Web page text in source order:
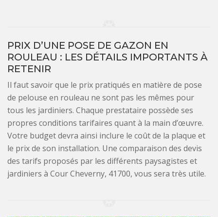
PRIX D’UNE POSE DE GAZON EN
ROULEAU : LES DÉTAILS IMPORTANTS À
RETENIR
Il faut savoir que le prix pratiqués en matière de pose
de pelouse en rouleau ne sont pas les mêmes pour
tous les jardiniers. Chaque prestataire possède ses
propres conditions tarifaires quant à la main d’œuvre.
Votre budget devra ainsi inclure le coût de la plaque et
le prix de son installation. Une comparaison des devis
des tarifs proposés par les différents paysagistes et
jardiniers à Cour Cheverny, 41700, vous sera très utile.